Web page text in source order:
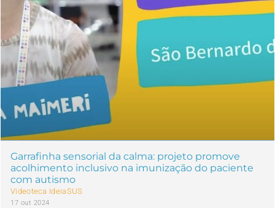
Garrafinha sensorial da calma: projeto promove
acolhimento inclusivo na imunização do paciente
com autismo
Videoteca IdeiaSUS
17 out 2024